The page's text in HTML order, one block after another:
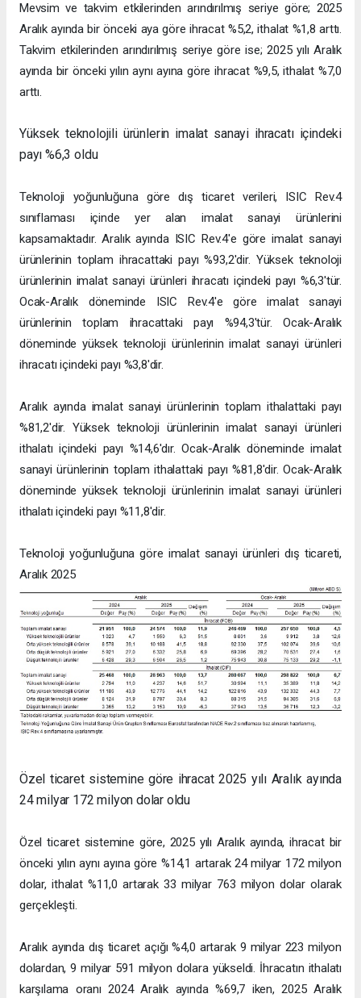
Mevsim ve takvim etkilerinden arındırılmış seriye göre; 2025
Aralık ayında bir önceki aya göre ihracat %5,2, ithalat %1,8 arttı.
Takvim etkilerinden arındırılmış seriye göre ise; 2025 yılı Aralık
ayında bir önceki yılın aynı ayına göre ihracat %9,5, ithalat %7,0
arttı.
Yüksek teknolojili ürünlerin imalat sanayi ihracatı içindeki
payı %6,3 oldu
Teknoloji yoğunluğuna göre dış ticaret verileri, ISIC Rev.4
sınıflaması içinde yer alan imalat sanayi ürünlerini
kapsamaktadır. Aralık ayında ISIC Rev.4'e göre imalat sanayi
ürünlerinin toplam ihracattaki payı %93,2'dir. Yüksek teknoloji
ürünlerinin imalat sanayi ürünleri ihracatı içindeki payı %6,3'tür.
Ocak-Aralık döneminde ISIC Rev.4'e göre imalat sanayi
ürünlerinin toplam ihracattaki payı %94,3'tür. Ocak-Aralık
döneminde yüksek teknoloji ürünlerinin imalat sanayi ürünleri
ihracatı içindeki payı %3,8'dir.
Aralık ayında imalat sanayi ürünlerinin toplam ithalattaki payı
%81,2'dir. Yüksek teknoloji ürünlerinin imalat sanayi ürünleri
ithalatı içindeki payı %14,6'dır. Ocak-Aralık döneminde imalat
sanayi ürünlerinin toplam ithalattaki payı %81,8'dir. Ocak-Aralık
döneminde yüksek teknoloji ürünlerinin imalat sanayi ürünleri
ithalatı içindeki payı %11,8'dir.
Teknoloji yoğunluğuna göre imalat sanayi ürünleri dış ticareti,
Aralık 2025
Özel ticaret sistemine göre ihracat 2025 yılı Aralık ayında
24 milyar 172 milyon dolar oldu
Özel ticaret sistemine göre, 2025 yılı Aralık ayında, ihracat bir
önceki yılın aynı ayına göre %14,1 artarak 24 milyar 172 milyon
dolar, ithalat %11,0 artarak 33 milyar 763 milyon dolar olarak
gerçekleşti.
Aralık ayında dış ticaret açığı %4,0 artarak 9 milyar 223 milyon
dolardan, 9 milyar 591 milyon dolara yükseldi. İhracatın ithalatı
karşılama oranı 2024 Aralık ayında %69,7 iken, 2025 Aralık